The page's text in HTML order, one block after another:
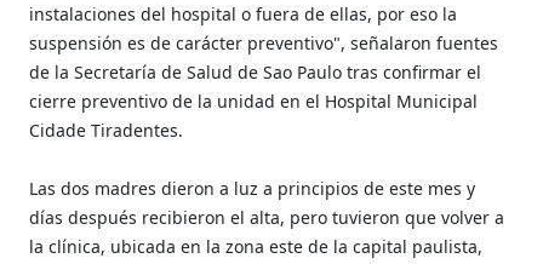
instalaciones del hospital o fuera de ellas, por eso la
suspensión es de carácter preventivo", señalaron fuentes
de la Secretaría de Salud de Sao Paulo tras confirmar el
cierre preventivo de la unidad en el Hospital Municipal
Cidade Tiradentes.
Las dos madres dieron a luz a principios de este mes y
días después recibieron el alta, pero tuvieron que volver a
la clínica, ubicada en la zona este de la capital paulista,